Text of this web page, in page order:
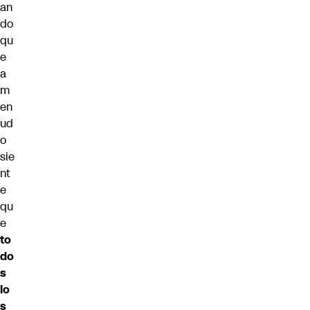
an
do
qu
e
a
m
en
ud
o
sie
nt
e
qu
e
to
do
s
lo
s